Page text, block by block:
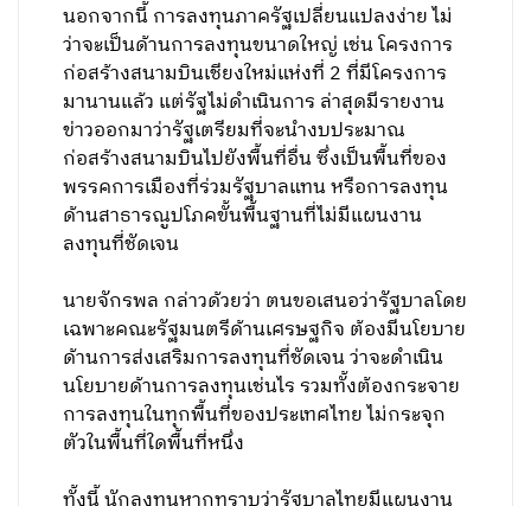
นอกจากนี้ การลงทุนภาครัฐเปลี่ยนแปลงง่าย ไม่
ว่าจะเป็นด้านการลงทุนขนาดใหญ่ เช่น โครงการ
ก่อสร้างสนามบินเชียงใหม่แห่งที่ 2 ที่มีโครงการ
มานานแล้ว แต่รัฐไม่ดำเนินการ ล่าสุดมีรายงาน
ข่าวออกมาว่ารัฐเตรียมที่จะนำงบประมาณ
ก่อสร้างสนามบินไปยังพื้นที่อื่น ซึ่งเป็นพื้นที่ของ
พรรคการเมืองที่ร่วมรัฐบาลแทน หรือการลงทุน
ด้านสาธารณูปโภคขั้นพื้นฐานที่ไม่มีแผนงาน
ลงทุนที่ชัดเจน
นายจักรพล กล่าวด้วยว่า ตนขอเสนอว่ารัฐบาลโดย
เฉพาะคณะรัฐมนตรีด้านเศรษฐกิจ ต้องมีนโยบาย
ด้านการส่งเสริมการลงทุนที่ชัดเจน ว่าจะดำเนิน
นโยบายด้านการลงทุนเช่นไร รวมทั้งต้องกระจาย
การลงทุนในทุกพื้นที่ของประเทศไทย ไม่กระจุก
ตัวในพื้นที่ใดพื้นที่หนึ่ง